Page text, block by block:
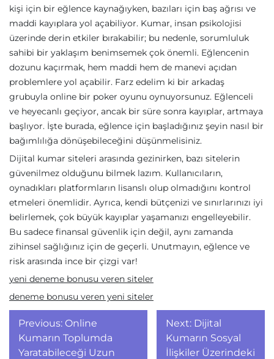
kişi için bir eğlence kaynağıyken, bazıları için baş ağrısı ve
maddi kayıplara yol açabiliyor. Kumar, insan psikolojisi
üzerinde derin etkiler bırakabilir; bu nedenle, sorumluluk
sahibi bir yaklaşım benimsemek çok önemli. Eğlencenin
dozunu kaçırmak, hem maddi hem de manevi açıdan
problemlere yol açabilir. Farz edelim ki bir arkadaş
grubuyla online bir poker oyunu oynuyorsunuz. Eğlenceli
ve heyecanlı geçiyor, ancak bir süre sonra kayıplar, artmaya
başlıyor. İşte burada, eğlence için başladığınız şeyin nasıl bir
bağımlılığa dönüşebileceğini düşünmelisiniz.
Dijital kumar siteleri arasında gezinirken, bazı sitelerin
güvenilmez olduğunu bilmek lazım. Kullanıcıların,
oynadıkları platformların lisanslı olup olmadığını kontrol
etmeleri önemlidir. Ayrıca, kendi bütçenizi ve sınırlarınızı iyi
belirlemek, çok büyük kayıplar yaşamanızı engelleyebilir.
Bu sadece finansal güvenlik için değil, aynı zamanda
zihinsel sağlığınız için de geçerli. Unutmayın, eğlence ve
risk arasında ince bir çizgi var!
yeni deneme bonusu veren siteler
deneme bonusu veren yeni siteler
Yazı
gezinmesi
Previous: Online
Kumarın Toplumda
Yaratabileceği Uzun
Next: Dijital
Kumarın Sosyal
İlişkiler Üzerindeki